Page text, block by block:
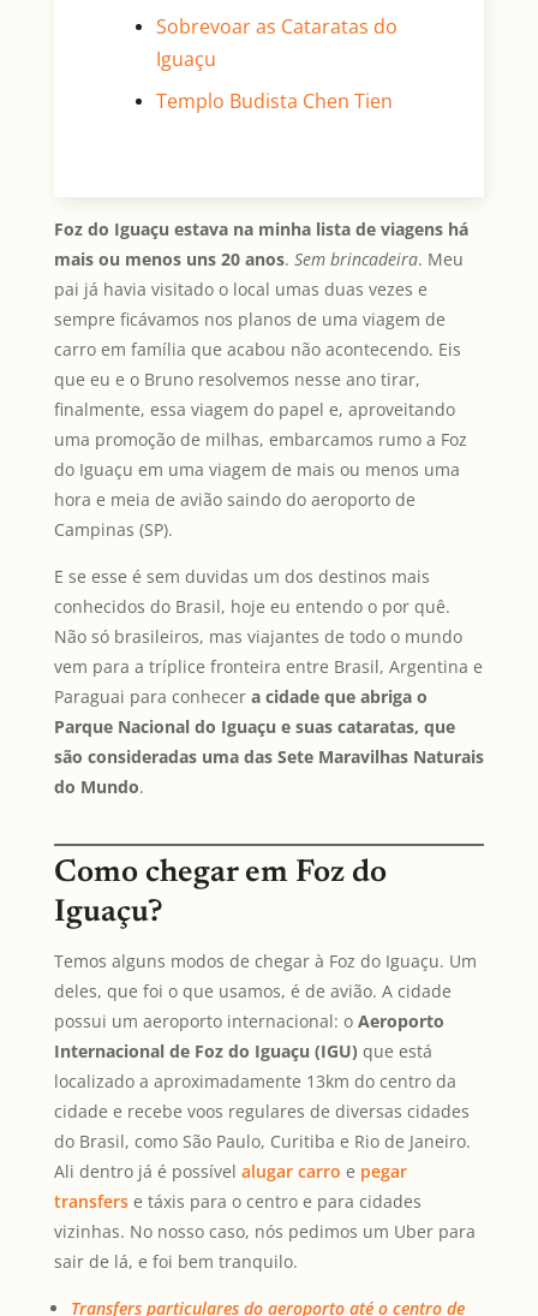
Sobrevoar as Cataratas do
Iguaçu
Templo Budista Chen Tien
Foz do Iguaçu estava na minha lista de viagens há
mais ou menos uns 20 anos. Sem brincadeira. Meu
pai já havia visitado o local umas duas vezes e
sempre ficávamos nos planos de uma viagem de
carro em família que acabou não acontecendo. Eis
que eu e o Bruno resolvemos nesse ano tirar,
finalmente, essa viagem do papel e, aproveitando
uma promoção de milhas, embarcamos rumo a Foz
do Iguaçu em uma viagem de mais ou menos uma
hora e meia de avião saindo do aeroporto de
Campinas (SP).
E se esse é sem duvidas um dos destinos mais
conhecidos do Brasil, hoje eu entendo o por quê.
Não só brasileiros, mas viajantes de todo o mundo
vem para a tríplice fronteira entre Brasil, Argentina e
Paraguai para conhecer a cidade que abriga o
Parque Nacional do Iguaçu e suas cataratas, que
são consideradas uma das Sete Maravilhas Naturais
do Mundo.
Como chegar em Foz do
Iguaçu?
Temos alguns modos de chegar à Foz do Iguaçu. Um
deles, que foi o que usamos, é de avião. A cidade
possui um aeroporto internacional: o Aeroporto
Internacional de Foz do Iguaçu (IGU) que está
localizado a aproximadamente 13km do centro da
cidade e recebe voos regulares de diversas cidades
do Brasil, como São Paulo, Curitiba e Rio de Janeiro.
Ali dentro já é possível alugar carro e pegar
transfers e táxis para o centro e para cidades
vizinhas. No nosso caso, nós pedimos um Uber para
sair de lá, e foi bem tranquilo.
Transfers particulares do aeroporto até o centro de